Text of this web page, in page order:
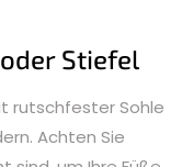
Stiefel
rutschfester Sohle
Achten Sie